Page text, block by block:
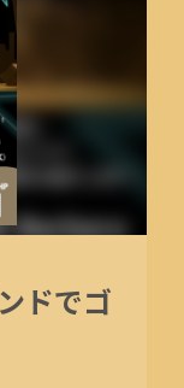
ドでゴ